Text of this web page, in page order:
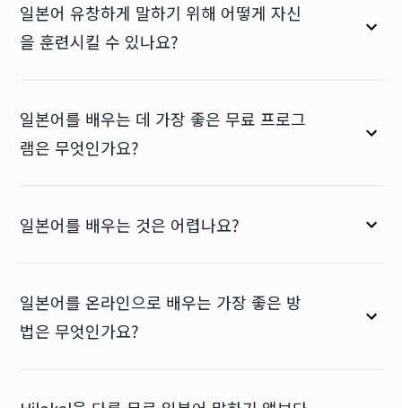
일본어 유창하게 말하기 위해 어떻게 자신
을 훈련시킬 수 있나요?
일본어를 배우는 데 가장 좋은 무료 프로그
램은 무엇인가요?
일본어를 배우는 것은 어렵나요?
일본어를 온라인으로 배우는 가장 좋은 방
법은 무엇인가요?